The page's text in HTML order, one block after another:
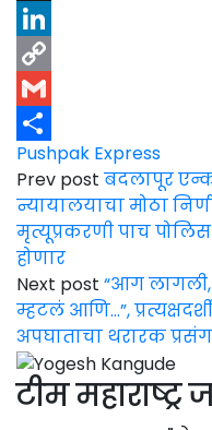
X
LinkedIn
Copy
Link
Gmail
Share
Pushpak Express
Prev post बदलापूर
न्यायालयाचा मोठा
मृत्यूप्रकरणी पाच
होणार
Next post “आग
म्हटलं आणि…”,
अपघाताचा थरारक प्रसंग
टीम महाराष्ट्र